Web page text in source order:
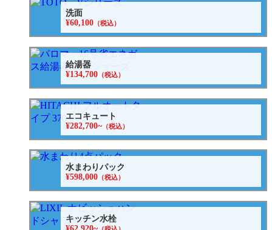
洗面
¥60,100 （税込）
給湯器
¥134,700 （税込）
エコキュート
¥282,700~（税込）
水まわりパック
¥598,000 （税込）
キッチン水栓